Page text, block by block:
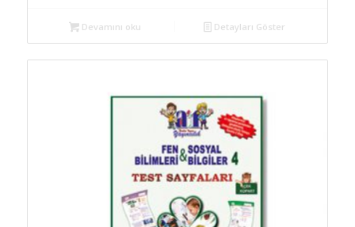
Devamını oku Detayları Göster